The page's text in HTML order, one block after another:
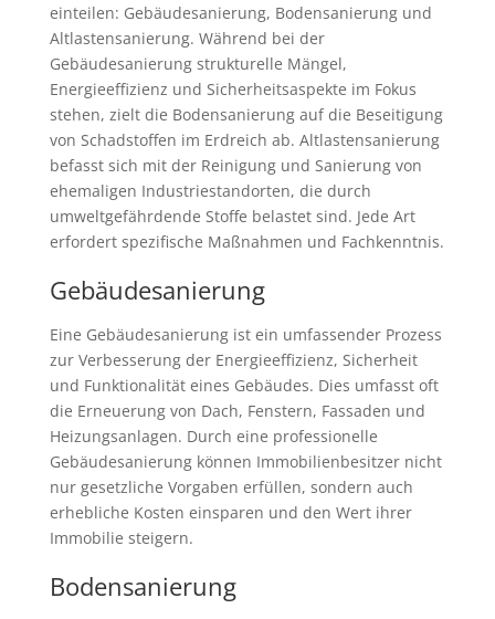
einteilen: Gebäudesanierung, Bodensanierung und
Altlastensanierung. Während bei der
Gebäudesanierung strukturelle Mängel,
Energieeffizienz und Sicherheitsaspekte im Fokus
stehen, zielt die Bodensanierung auf die Beseitigung
von Schadstoffen im Erdreich ab. Altlastensanierung
befasst sich mit der Reinigung und Sanierung von
ehemaligen Industriestandorten, die durch
umweltgefährdende Stoffe belastet sind. Jede Art
erfordert spezifische Maßnahmen und Fachkenntnis.
Gebäudesanierung
Eine Gebäudesanierung ist ein umfassender Prozess
zur Verbesserung der Energieeffizienz, Sicherheit
und Funktionalität eines Gebäudes. Dies umfasst oft
die Erneuerung von Dach, Fenstern, Fassaden und
Heizungsanlagen. Durch eine professionelle
Gebäudesanierung können Immobilienbesitzer nicht
nur gesetzliche Vorgaben erfüllen, sondern auch
erhebliche Kosten einsparen und den Wert ihrer
Immobilie steigern.
Bodensanierung